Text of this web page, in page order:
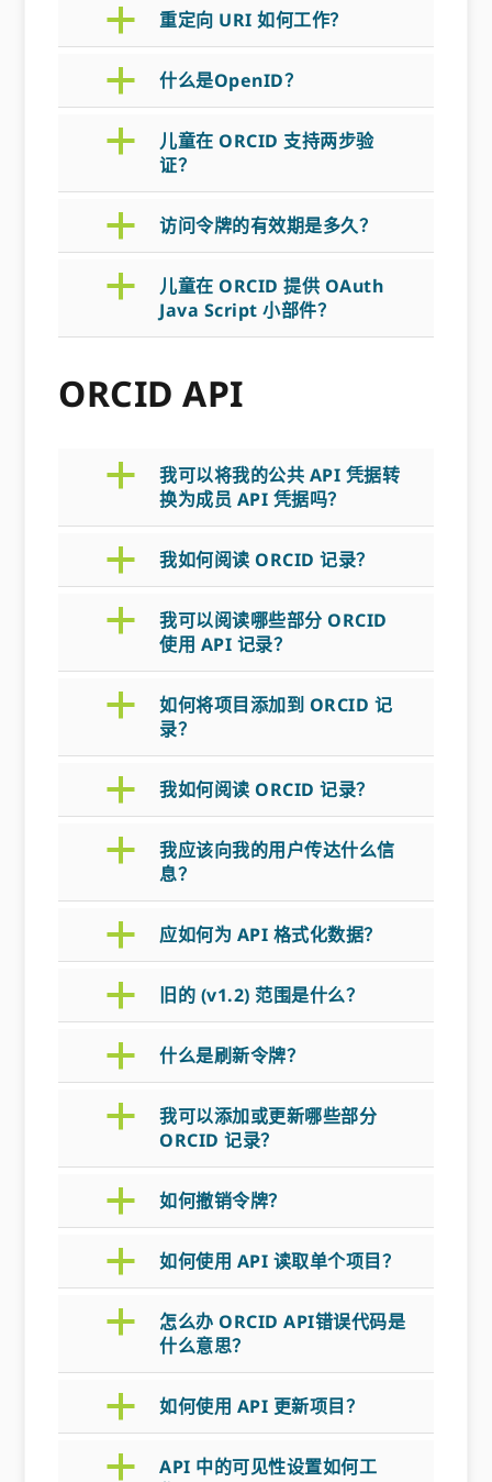
a 重定向 URI 如何工作？
a 什么是OpenID？
a
儿童在 ORCID 支持两步验
证？
a 访问令牌的有效期是多久？
a
儿童在 ORCID 提供 OAuth
Java Script 小部件？
ORCID API
a
我可以将我的公共 API 凭据转
换为成员 API 凭据吗？
a 我如何阅读 ORCID 记录？
a
我可以阅读哪些部分 ORCID
使用 API 记录？
a
如何将项目添加到 ORCID 记
录？
a 我如何阅读 ORCID 记录？
a
我应该向我的用户传达什么信
息？
a 应如何为 API 格式化数据？
a 旧的 (v1.2) 范围是什么？
a 什么是刷新令牌？
a
我可以添加或更新哪些部分
ORCID 记录？
a 如何撤销令牌？
a 如何使用 API 读取单个项目？
a
怎么办 ORCID API错误代码是
什么意思？
a 如何使用 API 更新项目？
a
API 中的可见性设置如何工